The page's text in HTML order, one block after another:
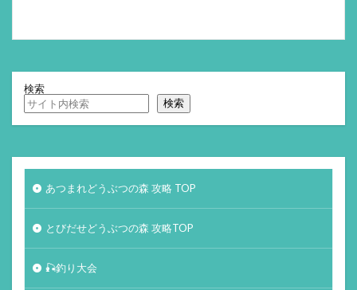
検索
検索
あつまれどうぶつの森 攻略 TOP
とびだせどうぶつの森 攻略TOP
🎣釣り大会